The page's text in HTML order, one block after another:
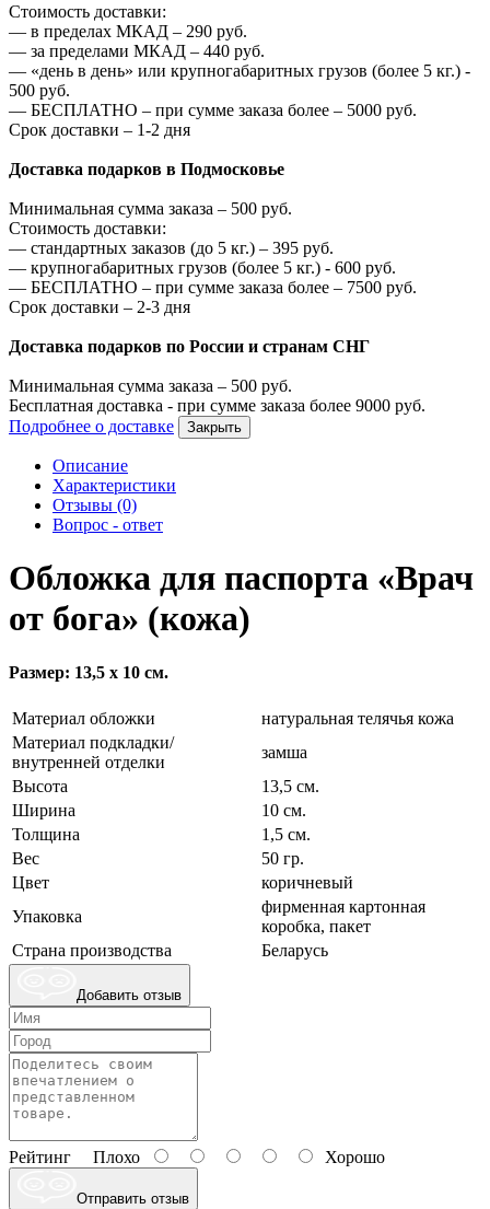
Стоимость доставки:
— в пределах МКАД – 290 руб.
— за пределами МКАД – 440 руб.
— «день в день» или крупногабаритных грузов (более 5 кг.) -
500 руб.
— БЕСПЛАТНО – при сумме заказа более – 5000 руб.
Срок доставки – 1-2 дня
Доставка подарков в Подмосковье
Минимальная сумма заказа – 500 руб.
Стоимость доставки:
— стандартных заказов (до 5 кг.) – 395 руб.
— крупногабаритных грузов (более 5 кг.) - 600 руб.
— БЕСПЛАТНО – при сумме заказа более – 7500 руб.
Срок доставки – 2-3 дня
Доставка подарков по России и странам СНГ
Минимальная сумма заказа – 500 руб.
Бесплатная доставка - при сумме заказа более 9000 руб.
Подробнее о доставке
Закрыть
Описание
Характеристики
Отзывы (0)
Вопрос - ответ
Обложка для паспорта «Врач
от бога» (кожа)
Размер: 13,5 х 10 см.
Материал обложки
натуральная телячья кожа
Материал подкладки/
внутренней отделки
замша
Высота
13,5 см.
Ширина
10 см.
Толщина
1,5 см.
Вес
50 гр.
Цвет
коричневый
Упаковка
фирменная картонная
коробка, пакет
Страна производства
Беларусь
Добавить отзыв
Рейтинг Плохо Хорошо
Отправить отзыв